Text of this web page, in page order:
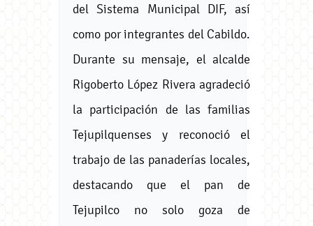
del Sistema Municipal DIF, así
como por integrantes del Cabildo.
Durante su mensaje, el alcalde
Rigoberto López Rivera agradeció
la participación de las familias
Tejupilquenses y reconoció el
trabajo de las panaderías locales,
destacando que el pan de
Tejupilco no solo goza de